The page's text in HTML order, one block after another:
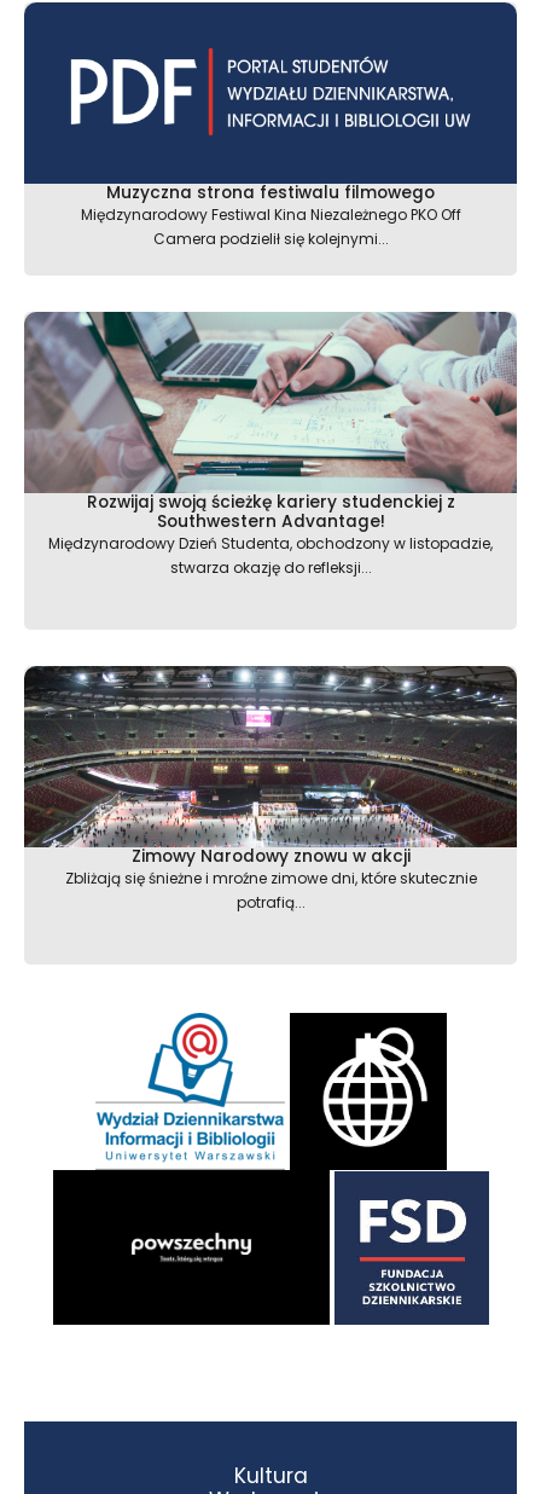
Muzyczna strona festiwalu filmowego
Międzynarodowy Festiwal Kina Niezależnego PKO Off
Camera podzielił się kolejnymi...
Rozwijaj swoją ścieżkę kariery studenckiej z
Southwestern Advantage!
Międzynarodowy Dzień Studenta, obchodzony w listopadzie,
stwarza okazję do refleksji...
Zimowy Narodowy znowu w akcji
Zbliżają się śnieżne i mroźne zimowe dni, które skutecznie
potrafią...
Kultura